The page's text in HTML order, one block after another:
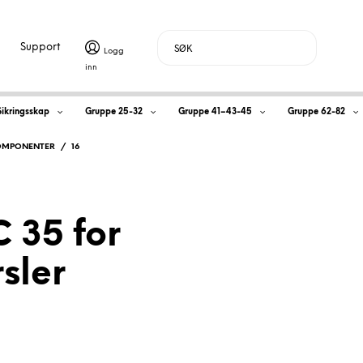
Sikringsskap Gruppe 25-32 Gruppe 41–43-45 Gruppe 62-82
Support
/
16
35 for
H